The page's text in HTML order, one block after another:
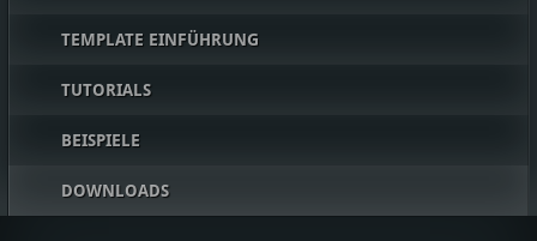
TEMPLATE EINFÜHRUNG
TUTORIALS
BEISPIELE
DOWNLOADS